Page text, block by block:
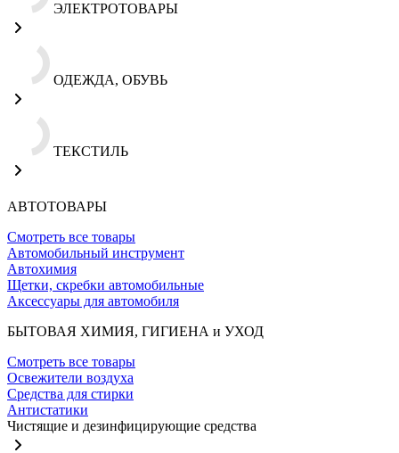
ЭЛЕКТРОТОВАРЫ
ОДЕЖДА, ОБУВЬ
ТЕКСТИЛЬ
АВТОТОВАРЫ
Смотреть все товары
Автомобильный инструмент
Автохимия
Щетки, скребки автомобильные
Аксессуары для автомобиля
БЫТОВАЯ ХИМИЯ, ГИГИЕНА и УХОД
Смотреть все товары
Освежители воздуха
Средства для стирки
Антистатики
Чистящие и дезинфицирующие средства